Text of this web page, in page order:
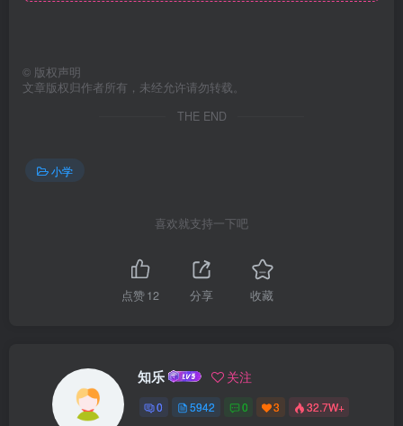
© 版权声明
文章版权归作者所有，未经允许请勿转载。
THE END
小学
喜欢就支持一下吧
点赞12 分享 收藏
知乐 关注
0 5942 0 3 32.7W+